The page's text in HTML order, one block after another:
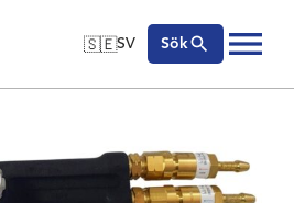
🇸🇪SV
🇬🇧English
🇸🇪Svenska
Sök